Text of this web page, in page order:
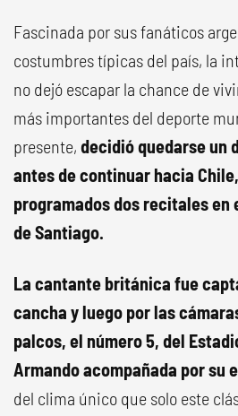
Fascinada por sus fanáticos
costumbres típicas del país, la
no dejó escapar la chance de
más importantes del deporte
presente, decidió quedarse un
antes de continuar hacia
programados dos recitales en
de Santiago.
La cantante británica fue
cancha y luego por las
palcos, el número 5, del
Armando acompañada por su
del clima único que solo este